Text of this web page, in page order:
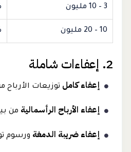
3 – 10 مليون
10 – 20 مليون
2. إعفاءات شاملة
إعفاء كامل توزيعات الأرباح
إعفاء الأرباح الرأسمالية من
إعفاء ضريبة الدمغة ورسوم